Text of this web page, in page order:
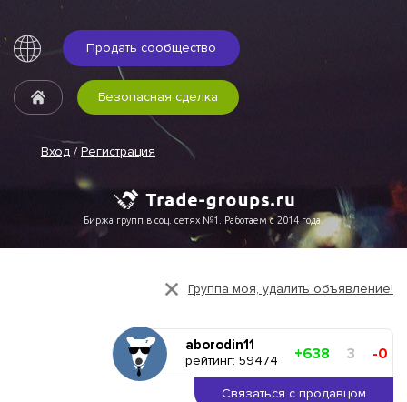
Продать сообщество
Вход / Регистрация
Безопасная сделка
Биржа групп в соц. сетях №1. Работаем с 2014 года.
Группа моя, удалить объявление!
aborodin11
рейтинг: 59474 +638 3 -0
Связаться с продавцом